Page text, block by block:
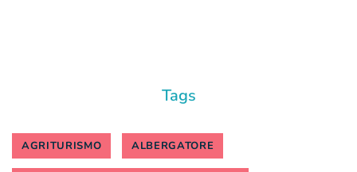
Tags
AGRITURISMO ALBERGATORE